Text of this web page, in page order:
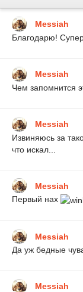
Messiah
Благодарю!
Messiah
Чем запомнится
Messiah
Извиняюсь за
что искал...
Messiah
Первый нах
Messiah
Да уж бедные
Messiah